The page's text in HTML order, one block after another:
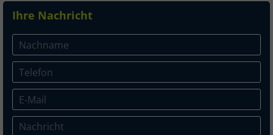
Ihre Nachricht